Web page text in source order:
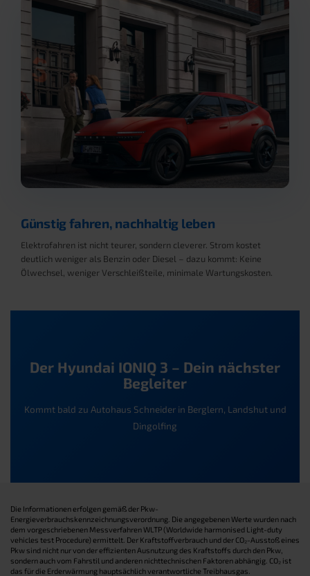
Günstig fahren, nachhaltig leben
Elektrofahren ist nicht teurer, sondern cleverer. Strom kostet
deutlich weniger als Benzin oder Diesel – dazu kommt: Keine
Ölwechsel, weniger Verschleißteile, minimale Wartungskosten.
Der Hyundai IONIQ 3 – Dein nächster
Begleiter
Kommt bald zu Autohaus Schneider in Berglern, Landshut und
Dingolfing
Die Informationen erfolgen gemäß der Pkw-
Energieverbrauchskennzeichnungsverordnung. Die angegebenen Werte wurden nach
dem vorgeschriebenen Messverfahren WLTP (Worldwide harmonised Light-duty
vehicles test Procedure) ermittelt. Der Kraftstoffverbrauch und der CO₂-Ausstoß eines
Pkw sind nicht nur von der effizienten Ausnutzung des Kraftstoffs durch den Pkw,
sondern auch vom Fahrstil und anderen nichttechnischen Faktoren abhängig. CO₂ ist
das für die Erderwärmung hauptsächlich verantwortliche Treibhausgas.